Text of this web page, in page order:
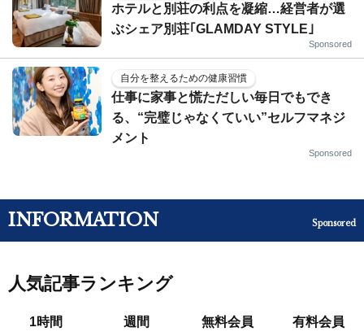
ホテルと別荘の利点を凝縮…経営者が選
ぶシェア別荘｢GLAMDAY STYLE｣
Sponsored
自分を整えるための健康習慣
仕事に家事と慌ただしい毎日でもでき
る、“完璧じゃなくていい”セルフマネジ
メント
Sponsored
INFORMATION Sponsored
人気記事ランキング
1時間 週間 無料会員 有料会員